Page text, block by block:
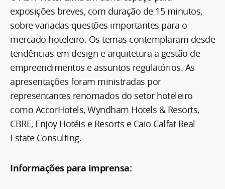
exposições breves, com duração de 15 minutos,
sobre variadas questões importantes para o
mercado hoteleiro. Os temas contemplaram desde
tendências em design e arquitetura a gestão de
empreendimentos e assuntos regulatórios. As
apresentações foram ministradas por
representantes renomados do setor hoteleiro
como AccorHotels, Wyndham Hotels & Resorts,
CBRE, Enjoy Hotéis e Resorts e Caio Calfat Real
Estate Consulting.
Informações para imprensa: